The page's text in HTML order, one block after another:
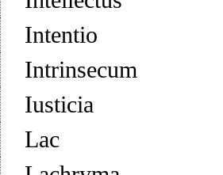
Intentio
Intrinsecum
Iusticia
Lac